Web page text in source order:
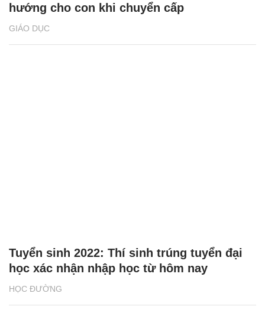
GIÁO DỤC
hướng cho con khi chuyển cấp
HỌC ĐƯỜNG
Tuyển sinh 2022: Thí sinh trúng tuyển đại
học xác nhận nhập học từ hôm nay